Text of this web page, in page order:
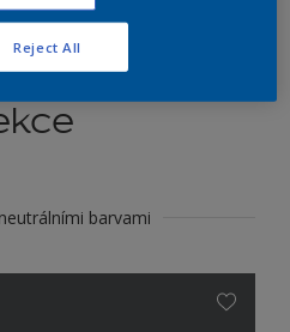
barevné
barvami
Reject All